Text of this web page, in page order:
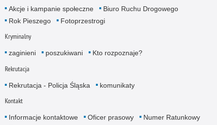
Akcje i kampanie społeczne
Biuro Ruchu Drogowego
Rok Pieszego
Fotoprzestrogi
Kryminalny
zaginieni poszukiwani Kto rozpoznaje?
Rekrutacja
Rekrutacja - Policja Śląska komunikaty
Kontakt
Informacje kontaktowe Oficer prasowy
Numer Ratunkowy